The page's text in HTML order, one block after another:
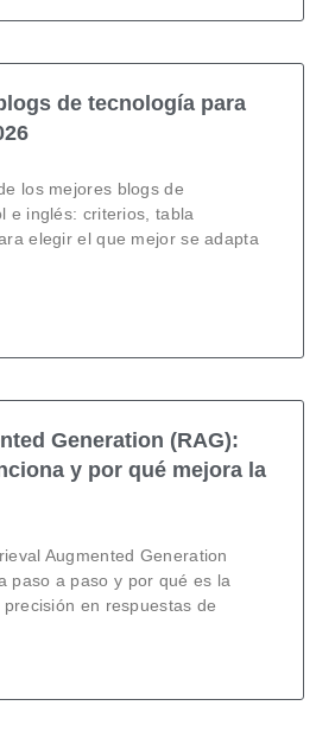
de tecnología para
los mejores blogs de
e inglés: criterios, tabla
elegir el que mejor se adapta
Generation (RAG):
y por qué mejora la
Augmented Generation
paso a paso y por qué es la
en respuestas de